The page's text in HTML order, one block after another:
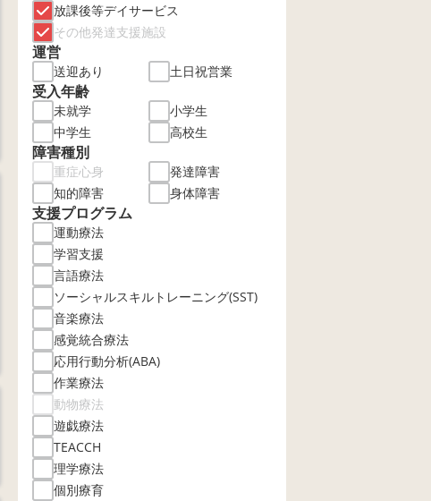
放課後等デイサービス
その他発達支援施設
運営
送迎あり 土日祝営業
受入年齢
未就学
小学生
中学生
高校生
障害種別
重症心身
発達障害
知的障害
身体障害
支援プログラム
運動療法
学習支援
言語療法
ソーシャルスキルトレーニング(SST)
音楽療法
感覚統合療法
応用行動分析(ABA)
作業療法
動物療法
遊戯療法
TEACCH
理学療法
個別療育